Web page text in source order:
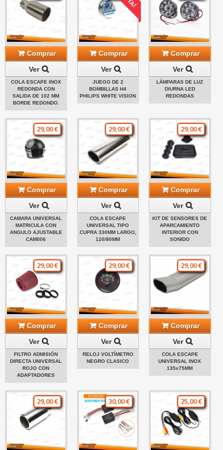
Comprar
Ver
COLA ESCAPE INOX
REDONDA CON
SALIDA DE 102 MM
BORDE REDONDO.
Comprar
Ver
JUEGO DE 2
BOMBILLAS H4
PHILIPS WHITE VISION
Comprar
Ver
LÁMPARAS DE LUZ
DIURNA LED
REDONDAS
29,00 €
Comprar
Ver
CAMARA UNIVERSAL
MATRICULA CON
ANGULO AJUSTABLE
CAM006
29,00 €
Comprar
Ver
COLA ESCAPE
UNIVERSAL TIPO
CUPRA 330MM LARGO,
120/80MM
29,00 €
Comprar
Ver
KIT DE SENSORES DE
APARCAMIENTO
INTERIOR CON
SONIDO
29,00 €
Comprar
Ver
FILTRO ADMISIÓN
DIRECTA UNIVERSAL
ROJO CON
ADAPTADORES
29,00 €
Comprar
Ver
RELOJ VOLTÍMETRO
NEGRO CLASICO
29,00 €
Comprar
Ver
COLA ESCAPE
UNIVERSAL INOX
135x75MM
29,00 € 30,00 € 25,00 €